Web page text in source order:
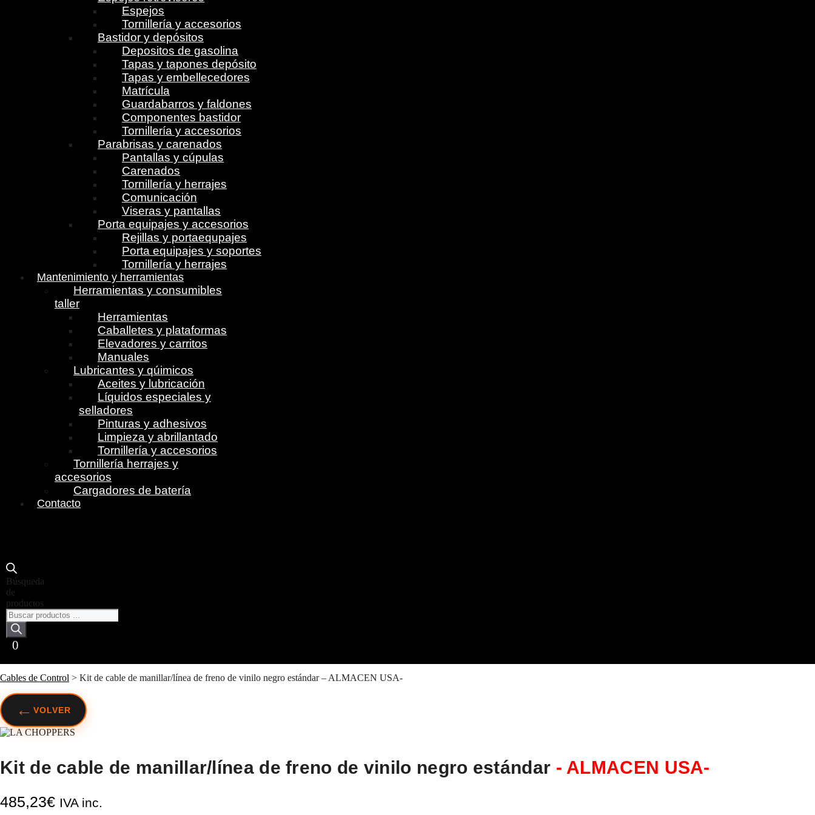
Cables de Control > Kit de cable de manillar/línea de freno de vinilo negro estándar – ALMACEN USA-
Espejos
Tornillería y accesorios
Bastidor y depósitos
Depositos de gasolina
Tapas y tapones depósito
Tapas y embellecedores
Matrícula
Guardabarros y faldones
Componentes bastidor
Tornillería y accesorios
Parabrisas y carenados
Pantallas y cúpulas
Carenados
Tornillería y herrajes
Comunicación
Viseras y pantallas
Porta equipajes y accesorios
Rejillas y portaequpajes
Porta equipajes y soportes
Tornillería y herrajes
Mantenimiento y herramientas
Herramientas y consumibles
taller
Herramientas
Caballetes y plataformas
Elevadores y carritos
Manuales
Lubricantes y qúimicos
Aceites y lubricación
Líquidos especiales y
selladores
Pinturas y adhesivos
Limpieza y abrillantado
Tornillería y accesorios
Tornillería herrajes y
accesorios
Cargadores de batería
Contacto
Búsqueda
de
productos
0
← VOLVER
Kit de cable de manillar/línea de freno de vinilo negro estándar - ALMACEN USA-
485,23€ IVA inc.